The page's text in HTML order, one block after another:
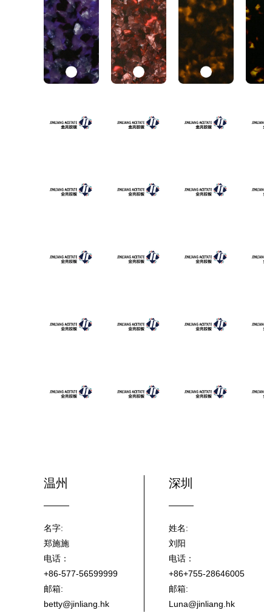
温州
名字:
郑施施
电话：
+86-577-56599999
邮箱:
betty@jinliang.hk
深圳
姓名:
刘阳
电话：
+86+755-28646005
邮箱:
Luna@jinliang.hk